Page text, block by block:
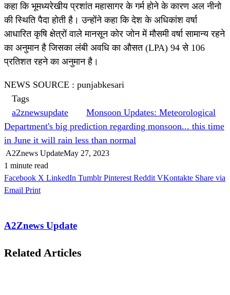
कहा कि भूमध्यरेखीय प्रशांत महासागर के गर्म होने के कारण अल नीनो
की स्थिति पैदा होती है। उन्होंने कहा कि देश के अधिकांश वर्षा
आधारित कृषि क्षेत्रों वाले मानसून कोर जोन में मौसमी वर्षा सामान्य रहने
का अनुमान है जिसका लंबी अवधि का औसत (LPA) 94 से 106
प्रतिशत रहने का अनुमान है।
NEWS SOURCE : punjabkesari
Tags
a2znewsupdate
Monsoon Updates: Meteorological
Department's big prediction regarding monsoon... this time
in June it will rain less than normal
A2Znews UpdateMay 27, 2023
1 minute read
Facebook X LinkedIn Tumblr Pinterest Reddit VKontakte Share via
Email Print
A2Znews Update
Related Articles